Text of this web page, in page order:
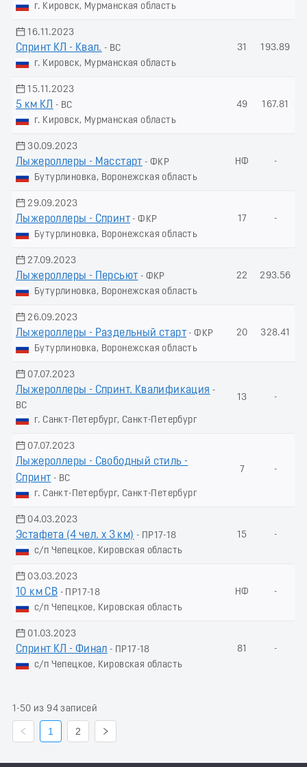
г. Кировск, Мурманская область
16.11.2023
Спринт КЛ - Квал. - ВС
г. Кировск, Мурманская область
31 193.89
15.11.2023
5 км КЛ
- ВС
г. Кировск, Мурманская область
49 167.81
30.09.2023
Лыжероллеры - Масстарт - ФКР
Бутурлиновка, Воронежская область
НФ -
29.09.2023
Лыжероллеры - Спринт - ФКР
Бутурлиновка, Воронежская область
17 -
27.09.2023
Лыжероллеры - Пеpсьют - ФКР
Бутурлиновка, Воронежская область
22 293.56
26.09.2023
Лыжероллеры - Раздельный старт - ФКР
Бутурлиновка, Воронежская область
20 328.41
07.07.2023
Лыжероллеры - Спринт. Квалификация -
ВС
г. Санкт-Петербург, Санкт-Петербург
13 -
07.07.2023
Лыжероллеры - Свободный стиль -
Спринт - ВС
г. Санкт-Петербург, Санкт-Петербург
7 -
04.03.2023
Эстафета (4 чел. х 3 км) - ПР17-18
с/п Чепецкое, Кировская область
15 -
03.03.2023
10 км СВ - ПР17-18
с/п Чепецкое, Кировская область
НФ -
01.03.2023
Спринт КЛ - Финал - ПР17-18
с/п Чепецкое, Кировская область
81 -
1-50 из 94 записей
1 2